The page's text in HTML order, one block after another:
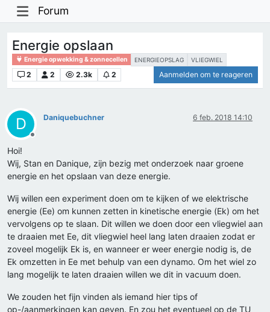
Forum
Energie opslaan
Energie opwekking & zonnecellen ENERGIEOPSLAG VLIEGWIEL
2 2 2.3k 2 Aanmelden om te reageren
D
Offline
Daniquebuchner 6 feb. 2018 14:10
Hoi!
Wij, Stan en Danique, zijn bezig met onderzoek naar groene
energie en het opslaan van deze energie.
Wij willen een experiment doen om te kijken of we elektrische
energie (Ee) om kunnen zetten in kinetische energie (Ek) om het
vervolgens op te slaan. Dit willen we doen door een vliegwiel aan
te draaien met Ee, dit vliegwiel heel lang laten draaien zodat er
zoveel mogelijk Ek is, en wanneer er weer energie nodig is, de
Ek omzetten in Ee met behulp van een dynamo. Om het wiel zo
lang mogelijk te laten draaien willen we dit in vacuum doen.
We zouden het fijn vinden als iemand hier tips of
op-/aanmerkingen kan geven. En zou het eventueel op de TU